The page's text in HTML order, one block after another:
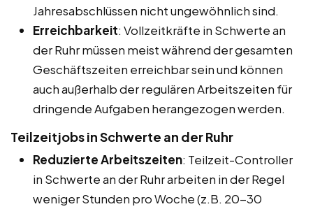
Jahresabschlüssen nicht ungewöhnlich sind.
Erreichbarkeit: Vollzeitkräfte in Schwerte an
der Ruhr müssen meist während der gesamten
Geschäftszeiten erreichbar sein und können
auch außerhalb der regulären Arbeitszeiten für
dringende Aufgaben herangezogen werden.
Teilzeitjobs in Schwerte an der Ruhr
Reduzierte Arbeitszeiten: Teilzeit-Controller
in Schwerte an der Ruhr arbeiten in der Regel
weniger Stunden pro Woche (z.B. 20-30